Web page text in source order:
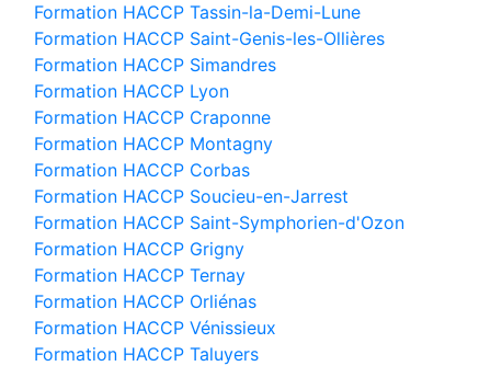
Formation HACCP Tassin-la-Demi-Lune
Formation HACCP Saint-Genis-les-Ollières
Formation HACCP Simandres
Formation HACCP Lyon
Formation HACCP Craponne
Formation HACCP Montagny
Formation HACCP Corbas
Formation HACCP Soucieu-en-Jarrest
Formation HACCP Saint-Symphorien-d'Ozon
Formation HACCP Grigny
Formation HACCP Ternay
Formation HACCP Orliénas
Formation HACCP Vénissieux
Formation HACCP Taluyers